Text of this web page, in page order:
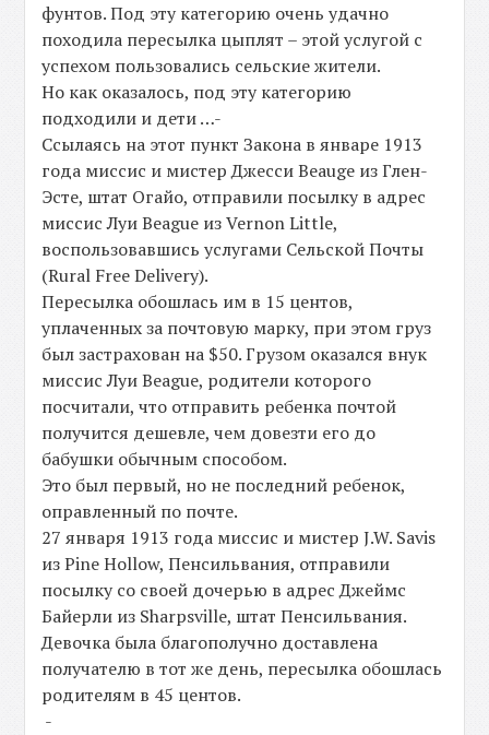
фунтов. Под эту категорию очень удачно
походила пересылка цыплят – этой услугой с
успехом пользовались сельские жители.
Но как оказалось, под эту категорию
подходили и дети …-
Ссылаясь на этот пункт Закона в январе 1913
года миссис и мистер Джесси Beauge из Глен-
Эсте, штат Огайо, отправили посылку в адрес
миссис Луи Beague из Vernon Little,
воспользовавшись услугами Сельской Почты
(Rural Free Delivery).
Пересылка обошлась им в 15 центов,
уплаченных за почтовую марку, при этом груз
был застрахован на $50. Грузом оказался внук
миссис Луи Beague, родители которого
посчитали, что отправить ребенка почтой
получится дешевле, чем довезти его до
бабушки обычным способом.
Это был первый, но не последний ребенок,
оправленный по почте.
27 января 1913 года миссис и мистер J.W. Savis
из Pine Hollow, Пенсильвания, отправили
посылку со своей дочерью в адрес Джеймс
Байерли из Sharpsville, штат Пенсильвания.
Девочка была благополучно доставлена
получателю в тот же день, пересылка обошлась
родителям в 45 центов.
-